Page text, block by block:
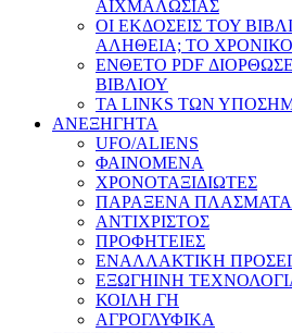
ΑΙΧΜΑΛΩΣΙΑΣ
ΟΙ ΕΚΔΟΣΕΙΣ ΤΟΥ
ΑΛΗΘΕΙΑ; ΤΟ
ΕΝΘΕΤΟ PDF
ΒΙΒΛΙΟΥ
ΤΑ LINKS ΤΩΝ
ΑΝΕΞΗΓΗΤΑ
UFO/ALIENS
ΦΑΙΝΟΜΕΝΑ
ΧΡΟΝΟΤΑΞΙΔΙΩΤΕΣ
ΠΑΡΑΞΕΝΑ ΠΛΑΣΜΑΤΑ
ΑΝΤΙΧΡΙΣΤΟΣ
ΠΡΟΦΗΤΕΙΕΣ
ΕΝΑΛΛΑΚΤΙΚΗ
ΕΞΩΓΗΙΝΗ
ΚΟΙΛΗ ΓΗ
ΑΓΡΟΓΛΥΦΙΚΑ